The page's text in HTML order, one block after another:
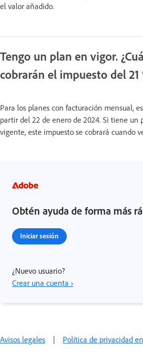
el valor añadido.
Tengo un plan en vigor.
cobrarán el impuesto del 21
Para los planes con facturación mensual,
partir del 22 de enero de 2024. Si tiene un
vigente, este impuesto se cobrará cuando
Obtén ayuda de forma más
Iniciar sesión
¿Nuevo usuario?
Crear una cuenta ›
Avisos legales | Política de privacidad